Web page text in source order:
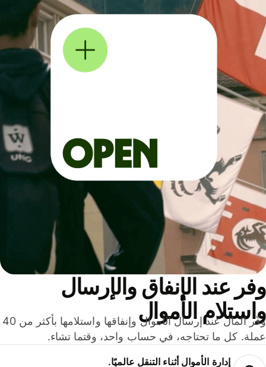
عند الإنفاق والإرسال
الأموال
وفّر المال عند إرسال الأموال وإنفاقها واستلامها بأكثر من 40
كل ما تحتاجه، في حساب واحد، وقتما تشاء.
إدارة الأموال أثناء التنقل عالميًا.